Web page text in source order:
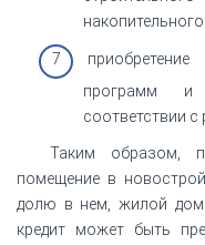
программ и
соответствии
Таким образом,
помещение в
долю в нем, жилой дом
кредит может быть